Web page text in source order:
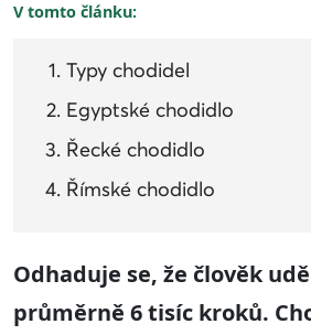
V tomto článku:
Typy chodidel
Egyptské chodidlo
Řecké chodidlo
Římské chodidlo
Odhaduje se, že člověk
průměrně 6 tisíc kroků.